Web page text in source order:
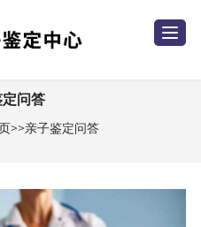
T
o
i
问答
>>亲子鉴定问答